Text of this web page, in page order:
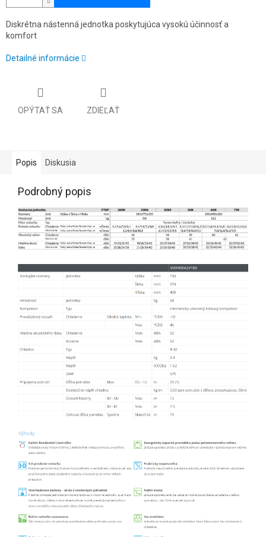
Diskrétna nástenná jednotka poskytujúca vysokú účinnosť a
komfort
Detailné informácie
OPÝTAŤ SA ZDIEĽAŤ
Popis Diskusia
Podrobný popis